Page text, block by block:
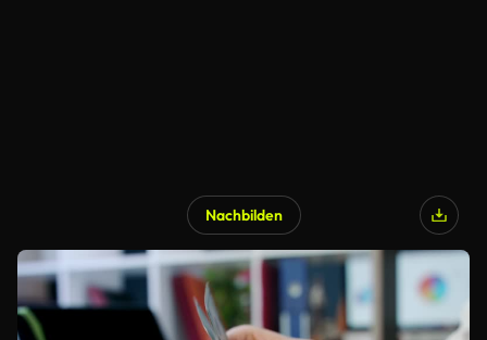
Nachbilden